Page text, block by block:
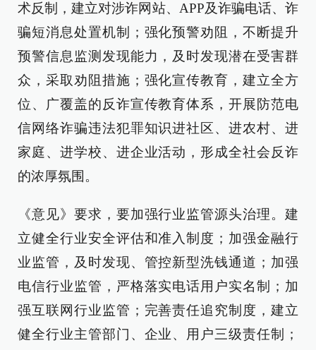
术反制，建立对涉诈网站、APP及诈骗电话、诈
骗短消息处置机制；强化预警劝阻，不断提升
预警信息监测发现能力，及时发现潜在受害群
众，采取劝阻措施；强化宣传教育，建立全方
位、广覆盖的反诈宣传教育体系，开展防范电
信网络诈骗违法犯罪知识进社区、进农村、进
家庭、进学校、进企业活动，形成全社会反诈
的浓厚氛围。
《意见》要求，要加强行业监管源头治理。建
立健全行业安全评估和准入制度；加强金融行
业监管，及时发现、管控新型洗钱通道；加强
电信行业监管，严格落实电话用户实名制；加
强互联网行业监管；完善责任追究制度，建立
健全行业主管部门、企业、用户三级责任制；